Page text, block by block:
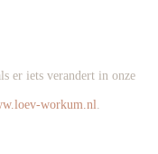
er iets verandert in onze
workum.nl